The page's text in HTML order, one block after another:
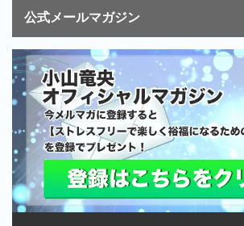
公式メールマガジン